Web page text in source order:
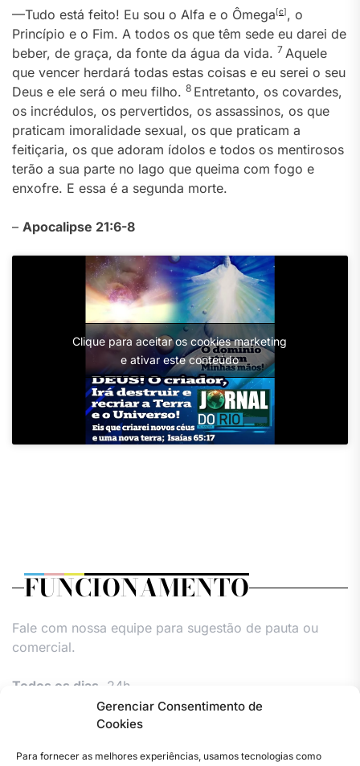
Gerenciar Consentimento de
Cookies
Para fornecer as melhores experiências, usamos tecnologias como
—Tudo está feito! Eu sou o Alfa e o Ômega[c], o
Princípio e o Fim. A todos os que têm sede eu darei de
beber, de graça, da fonte da água da vida. 7 Aquele
que vencer herdará todas estas coisas e eu serei o seu
Deus e ele será o meu filho. 8 Entretanto, os covardes,
os incrédulos, os pervertidos, os assassinos, os que
praticam imoralidade sexual, os que praticam a
feitiçaria, os que adoram ídolos e todos os mentirosos
terão a sua parte no lago que queima com fogo e
enxofre. E essa é a segunda morte.
– Apocalipse 21:6-8
Clique para aceitar os cookies marketing
e ativar este conteúdo
FUNCIONAMENTO
Fale com nossa equipe para sugestão de pauta ou
comercial.
Todos os dias, 24h.